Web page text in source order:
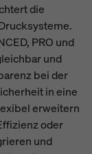
die
PRO und
und
bei der
in eine
erweitern
oder
und